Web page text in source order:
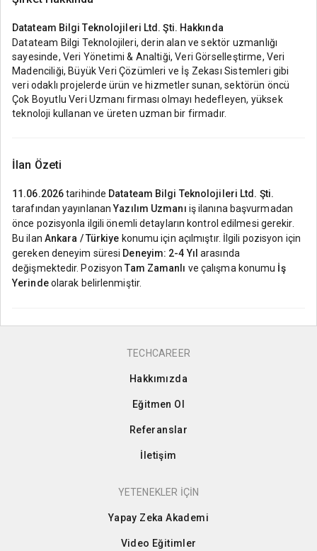
Datateam Bilgi Teknolojileri Ltd. Şti. Hakkında
Datateam Bilgi Teknolojileri, derin alan ve sektör uzmanlığı
sayesinde, Veri Yönetimi & Analtiği, Veri Görselleştirme, Veri
Madenciliği, Büyük Veri Çözümleri ve İş Zekası Sistemleri gibi
veri odaklı projelerde ürün ve hizmetler sunan, sektörün öncü
Çok Boyutlu Veri Uzmanı firması olmayı hedefleyen, yüksek
teknoloji kullanan ve üreten uzman bir firmadır.
İlan Özeti
11.06.2026tarihinde Datateam Bilgi Teknolojileri Ltd. Şti.
tarafından yayınlananYazılım Uzmanı iş ilanına başvurmadan
önce pozisyonla ilgili önemli detayların kontrol edilmesi gerekir.
Bu ilan Ankara / Türkiye konumu için açılmıştır. İlgili pozisyon için
gereken deneyim süresi Deneyim: 2-4 Yıl arasında
değişmektedir. PozisyonTam Zamanlı ve çalışma konumu İş
Yerindeolarak belirlenmiştir.
TECHCAREER
Hakkımızda
Eğitmen Ol
Referanslar
İletişim
YETENEKLER İÇİN
Yapay Zeka Akademi
Video Eğitimler